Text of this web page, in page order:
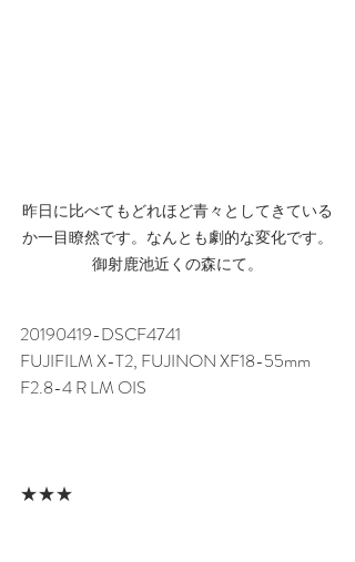
昨日に比べてもどれほど青々としてきている
か一目瞭然です。なんとも劇的な変化です。
御射鹿池近くの森にて。
20190419-DSCF4741
FUJIFILM X-T2, FUJINON XF18-55mm
F2.8-4 R LM OIS
★★★